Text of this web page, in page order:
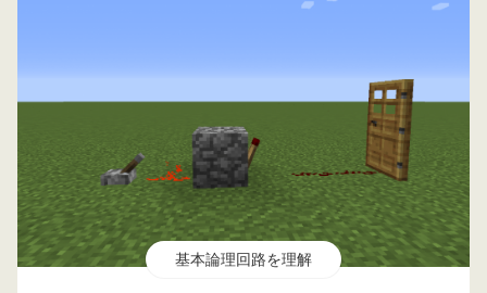
基本論理回路を理解